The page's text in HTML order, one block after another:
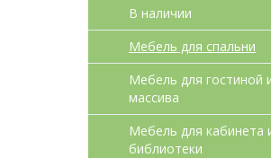
В наличии
Мебель для спальни
Мебель для гостиной
массива
Мебель для кабинета
библиотеки